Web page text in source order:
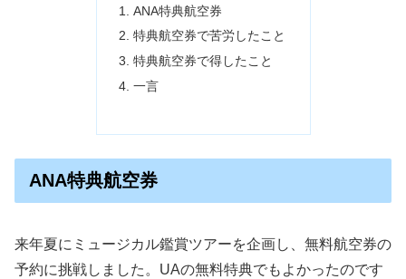
ANA特典航空券
特典航空券で苦労したこと
特典航空券で得したこと
一言
ANA特典航空券
来年夏にミュージカル鑑賞ツアーを企画し、無料航空券の
予約に挑戦しました。UAの無料特典でもよかったのです